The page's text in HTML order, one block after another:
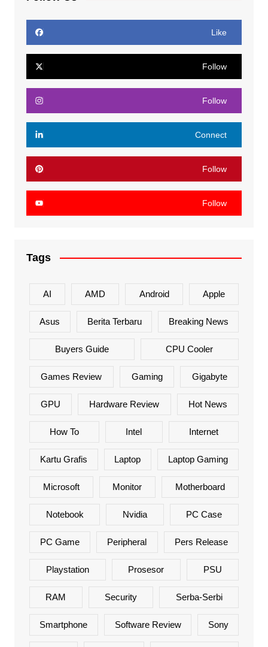
Like
Follow
Follow
Connect
Follow
Follow
Tags
AI AMD Android Apple
Asus Berita Terbaru Breaking News
Buyers Guide CPU Cooler
Games Review Gaming Gigabyte
GPU Hardware Review Hot News
How To Intel Internet
Kartu Grafis Laptop Laptop Gaming
Microsoft Monitor Motherboard
Notebook Nvidia PC Case
PC Game Peripheral Pers Release
Playstation Prosesor PSU
RAM Security Serba-Serbi
Smartphone Software Review Sony